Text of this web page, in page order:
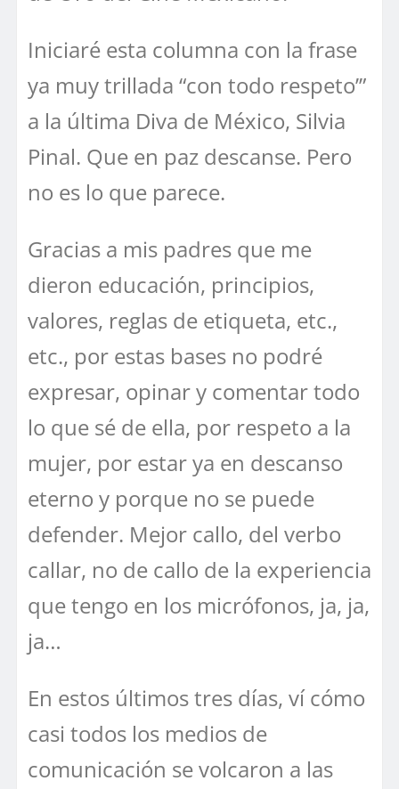
Iniciaré esta columna con la frase
ya muy trillada “con todo respeto’”
a la última Diva de México, Silvia
Pinal. Que en paz descanse. Pero
no es lo que parece.
Gracias a mis padres que me
dieron educación, principios,
valores, reglas de etiqueta, etc.,
etc., por estas bases no podré
expresar, opinar y comentar todo
lo que sé de ella, por respeto a la
mujer, por estar ya en descanso
eterno y porque no se puede
defender. Mejor callo, del verbo
callar, no de callo de la experiencia
que tengo en los micrófonos, ja, ja,
ja…
En estos últimos tres días, ví cómo
casi todos los medios de
comunicación se volcaron a las